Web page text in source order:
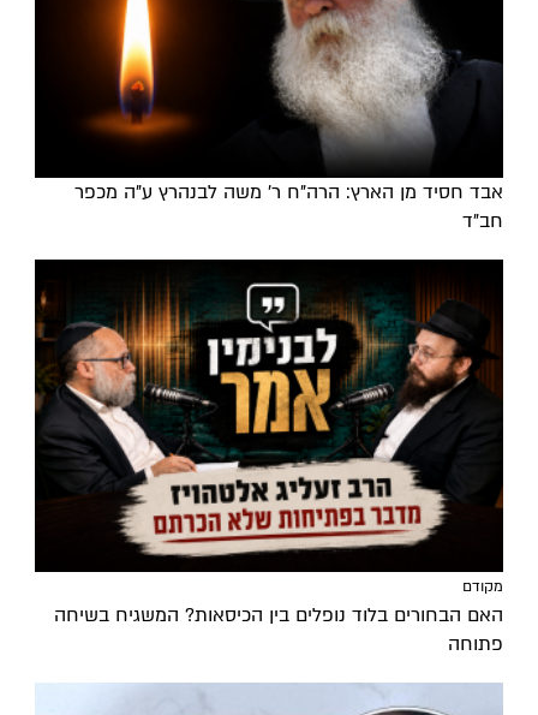
אבד חסיד מן הארץ: הרה"ח ר' משה לבנהרץ ע"ה מכפר
חב"ד
מקודם
האם הבחורים בלוד נופלים בין הכיסאות? המשגיח בשיחה
פתוחה